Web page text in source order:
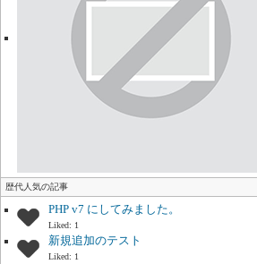
歴代人気の記事
PHP v7 にしてみました。
Liked: 1
新規追加のテスト
Liked: 1